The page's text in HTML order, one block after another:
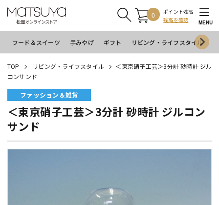
0
ポイント残高
残高を確認
MENU
フード＆スイーツ 手みやげ ギフト リビング・ライフスタイル
TOP リビング・ライフスタイル
＜東京硝子工芸＞3分計 砂時計 ジル
コンサンド
ファッション＆雑貨
＜東京硝子工芸＞3分計 砂時計 ジルコン
サンド